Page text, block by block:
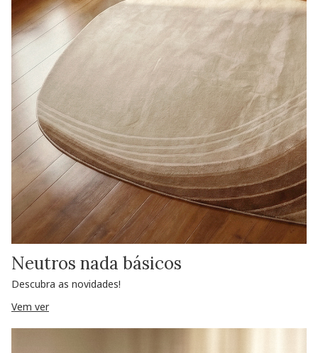
Neutros nada básicos
Descubra as novidades!
Vem ver